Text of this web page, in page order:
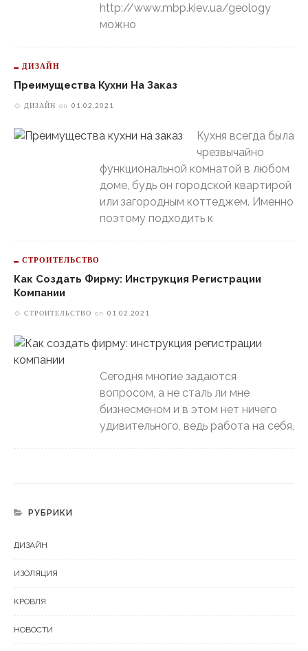
http://www.mbp.kiev.ua/geology
можно
ДИЗАЙН
Преимущества Кухни На Заказ
ДИЗАЙН on 01.02.2021
Кухня всегда была
чрезвычайно
функциональной комнатой в любом
доме, будь он городской квартирой
или загородным коттеджем. Именно
поэтому подходить к
СТРОИТЕЛЬСТВО
Как Создать Фирму: Инструкция Регистрации
Компании
СТРОИТЕЛЬСТВО on 01.02.2021
Сегодня многие задаются
вопросом, а не сталь ли мне
бизнесменом и в этом нет ничего
удивительного, ведь работа на себя,
РУБРИКИ
ДИЗАЙН
ИЗОЛЯЦИЯ
КРОВЛЯ
НОВОСТИ